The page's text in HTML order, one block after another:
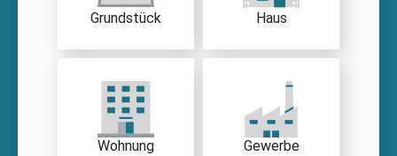
Grundstück Haus
Wohnung Gewerbe